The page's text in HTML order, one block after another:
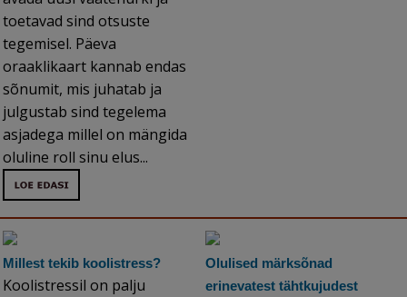
toetavad sind otsuste
tegemisel. Päeva
oraaklikaart kannab endas
sõnumit, mis juhatab ja
julgustab sind tegelema
asjadega millel on mängida
oluline roll sinu elus...
Millest tekib koolistress?
Koolistressil on palju
Olulised märksõnad
erinevatest tähtkujudest